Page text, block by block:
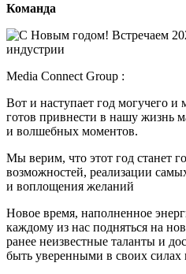
Команда
Media Connect Group :
Вот и наступает год могучего и
готов привнести в нашу жизнь
и волшебных моментов.
Мы верим, что этот год станет
возможностей, реализации
и воплощения желаний
Новое время, наполненное
каждому из нас подняться на
ранее неизвестные таланты и
быть уверенными в своих силах